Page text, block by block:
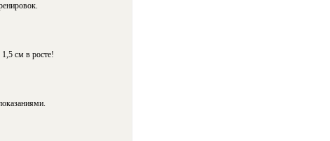
см в росте!